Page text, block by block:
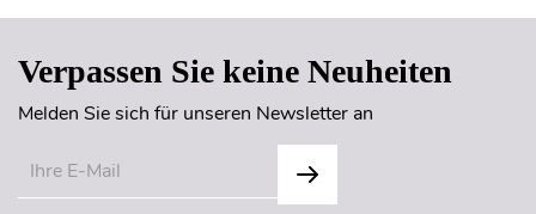
Verpassen Sie keine Neuheiten
Melden Sie sich für unseren Newsletter an